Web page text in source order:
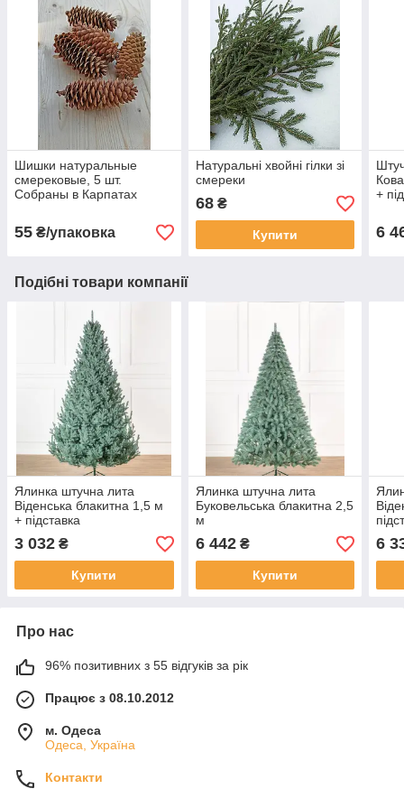
Шишки натуральные
смерековые, 5 шт.
Собраны в Карпатах
55 ₴/упаковка
Натуральні хвойні гілки зі
смереки
68₴
Купити
+
6
Подібні товари компанії
Ялинка штучна лита
Віденська блакитна 1,5 м
+ підставка
3 032 ₴
Купити
Ялинка штучна лита
Буковельська блакитна 2,5
м
6 442₴
Купити
6
Про нас
96% позитивних з 55 відгуків за рік
Працює з 08.10.2012
м. Одеса
Одеса, Україна
Контакти